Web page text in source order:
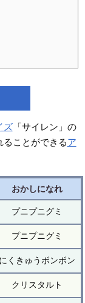
ズ「サイレン」の
ことができるア
おかしになれ
プニプニグミ
プニプニグミ
にくきゅうボンボン
クリスタルト